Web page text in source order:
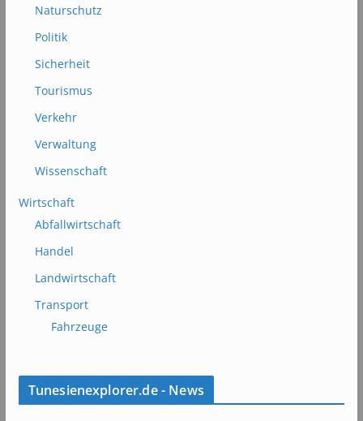
Naturschutz
Politik
Sicherheit
Tourismus
Verkehr
Verwaltung
Wissenschaft
Wirtschaft
Abfallwirtschaft
Handel
Landwirtschaft
Transport
Fahrzeuge
Tunesienexplorer.de - News